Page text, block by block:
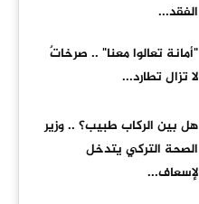
الفقد...
"أمانة تعالوا معنا" .. صرخاتٌ
لا تزال تطارد...
هل بين الركاب طبيب؟ .. وزير
الصحة التركي يتدخل
لإسعاف...